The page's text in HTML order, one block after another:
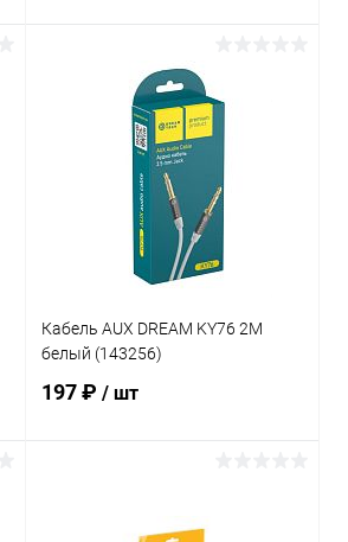
В корзину
Купить в 1 клик К сравнению
В избранное
Кабель AUX DREAM KY76 2М
белый (143256)
197 ₽/ шт